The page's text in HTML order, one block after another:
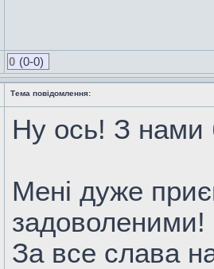
0 (0-0)
Тема повідомлення:
Ну ось! З
Мені дуже
задоволеними!
За все слава